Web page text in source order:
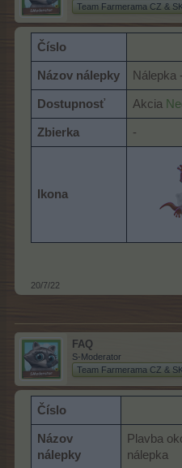
Team Farmerama CZ & SK
Číslo
Názov nálepky Nálepka
Dostupnosť Akcia
Zbierka -
Ikona
20/7/22
FAQ
S-Moderator
Team Farmerama CZ & SK
Číslo
Názov
nálepky
Plavba
nálepka